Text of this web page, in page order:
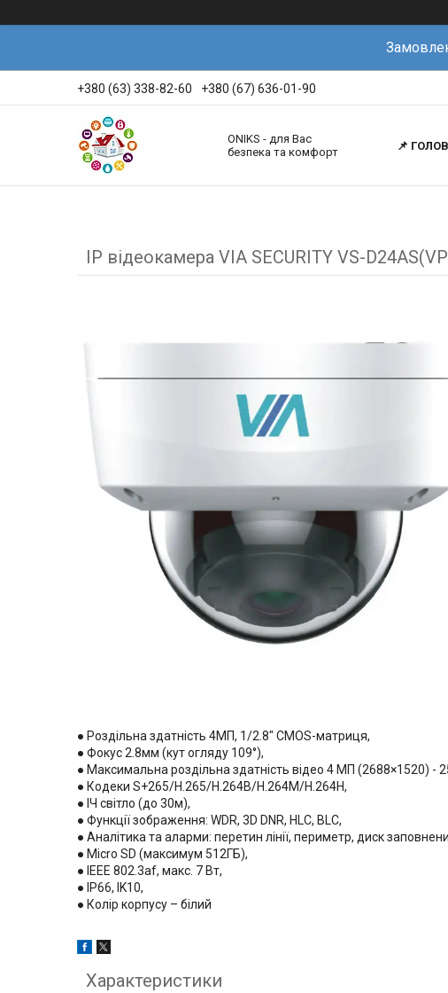
+380 (63) 338-82-60 +380 (67) 636-01-90
ONIKS - для Вас
безпека та комфорт
📌
IP відеокамера VIA SECURITY VS-
● Роздільна здатність 4МП, 1/2.8″ CMOS-матриця,
● Фокус 2.8мм (кут огляду 109°),
● Максимальна роздільна здатність відео 4 МП (2688×1520) -
● Кодеки S+265/H.265/H.264B/H.264M/H.264H,
● ІЧ світло (до 30м),
● Функції зображення: WDR, 3D DNR, HLC, BLC,
● Аналітика та аларми: перетин лінії, периметр, диск
● Micro SD (максимум 512ГБ),
● IEEE 802.3af, макс. 7 Вт,
● IP66, IK10,
● Колір корпусу – білий
Характеристики